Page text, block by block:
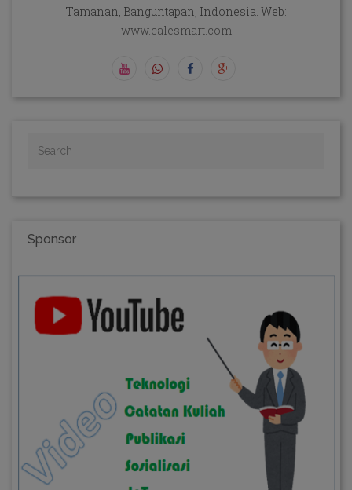
Tamanan, Banguntapan, Indonesia. Web:
www.calesmart.com
Sponsor